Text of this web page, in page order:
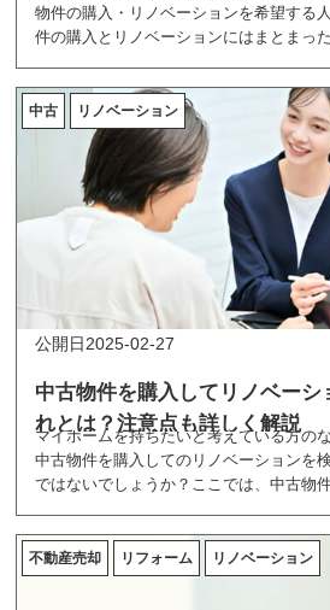
物件の購入・リノベーションを希望する
件の購入とリノベーションにはまとまっ
する補助金の活用術を紹介しています。
中古 リノベーション
中古物件を購入してリノベーシ
れとは？注意点も詳しく解説
2025-02-27
マイホームを持ちたいと考えている方の
中古物件を購入してのリノベーションを
ではないでしょうか？ここでは、中古物
不動産売却 リフォーム リノベーション